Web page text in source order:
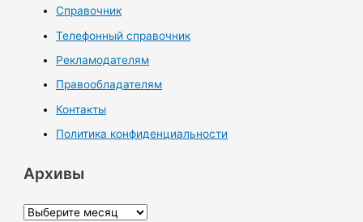
Справочник
Телефонный справочник
Рекламодателям
Правообладателям
Контакты
Политика конфиденциальности
Архивы
А